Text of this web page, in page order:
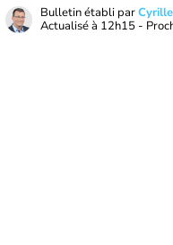
Bulletin établi par
Actualisé à 12h15 -